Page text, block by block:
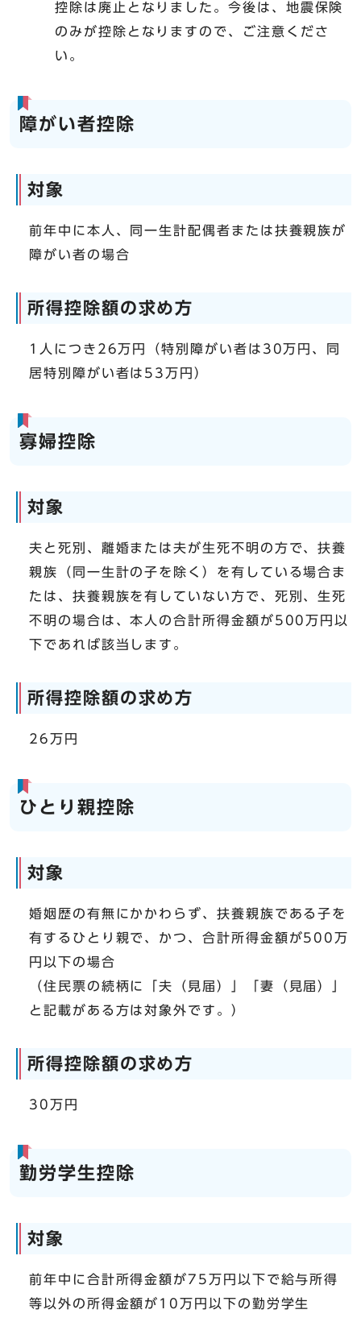
控除は廃止となりました。今後は、地震保険
のみが控除となりますので、ご注意くださ
い。
障がい者控除
対象
前年中に本人、同一生計配偶者または扶養親族が
障がい者の場合
所得控除額の求め方
1人につき26万円（特別障がい者は30万円、同
居特別障がい者は53万円）
寡婦控除
対象
夫と死別、離婚または夫が生死不明の方で、扶養
親族（同一生計の子を除く）を有している場合ま
たは、扶養親族を有していない方で、死別、生死
不明の場合は、本人の合計所得金額が500万円以
下であれば該当します。
所得控除額の求め方
26万円
ひとり親控除
対象
婚姻歴の有無にかかわらず、扶養親族である子を
有するひとり親で、かつ、合計所得金額が500万
円以下の場合
（住民票の続柄に「夫（見届）」「妻（見届）」
と記載がある方は対象外です。）
所得控除額の求め方
30万円
勤労学生控除
対象
前年中に合計所得金額が75万円以下で給与所得
等以外の所得金額が10万円以下の勤労学生